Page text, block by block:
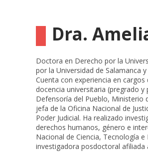
Dra.
Doctora en Derecho por la
por la Universidad de Salamanca
Cuenta con experiencia en
docencia universitaria (pregrado
Defensoría del Pueblo, Ministerio
jefa de la Oficina Nacional de
Poder Judicial. Ha realizado
derechos humanos, género e
Nacional de Ciencia, Tecnología
investigadora posdoctoral afiliada